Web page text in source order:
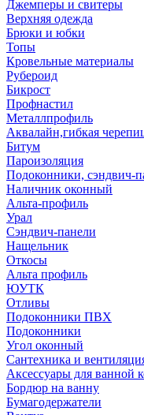
Джемперы и свитеры
Верхняя одежда
Брюки и юбки
Топы
Кровельные материалы
Рубероид
Бикрост
Профнастил
Металлпрофиль
Аквалайн,гибкая
Битум
Пароизоляция
Подоконники, сэндвич-
Наличник оконный
Альта-профиль
Урал
Сэндвич-панели
Нащельник
Откосы
Альта профиль
ЮУТК
Отливы
Подоконники ПВХ
Подоконники
Угол оконный
Сантехника и
Аксессуары для ванной
Бордюр на ванну
Бумагодержатели